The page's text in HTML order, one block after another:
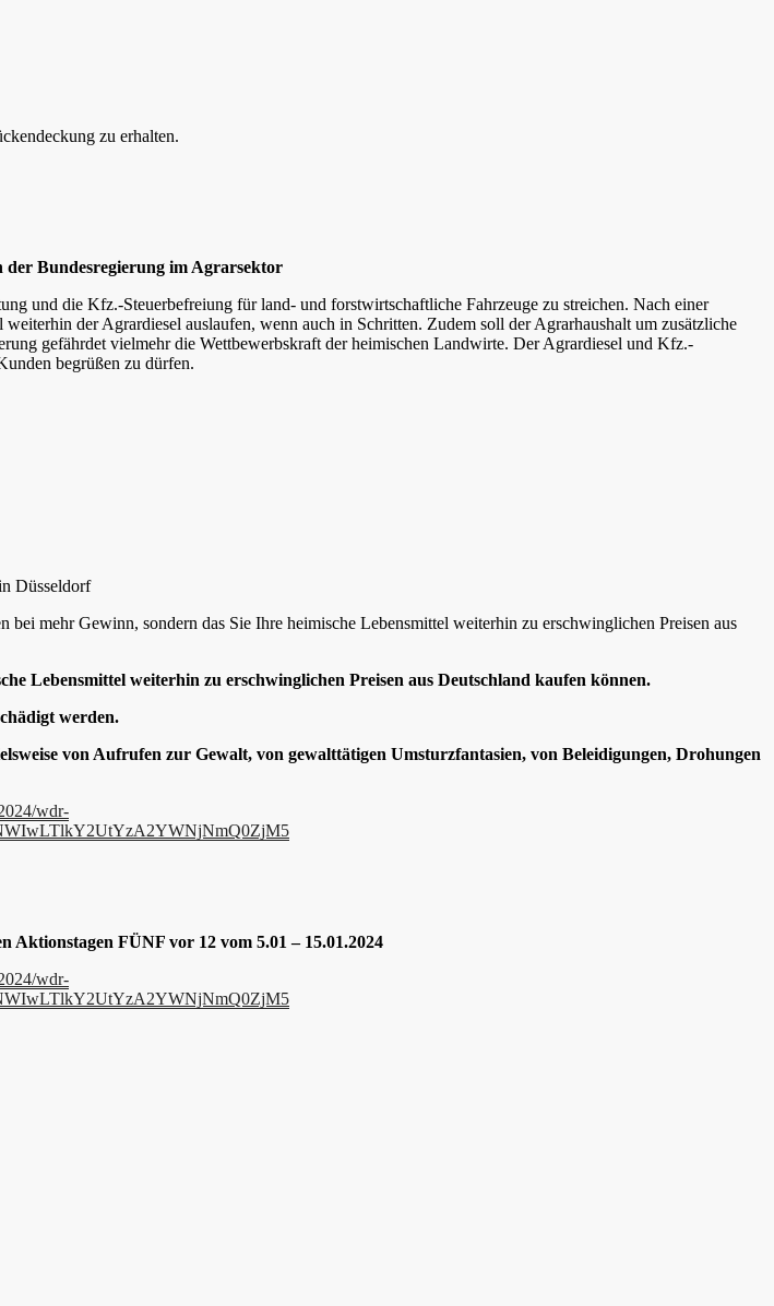
zu erhalten.
der Bundesregierung im Agrarsektor
und die Kfz.-Steuerbefreiung für land- und forstwirtschaftliche Fahrzeuge zu streichen. Nach einer
der Agrardiesel auslaufen, wenn auch in Schritten. Zudem soll der Agrarhaushalt um zusätzliche
gefährdet vielmehr die Wettbewerbskraft der heimischen Landwirte. Der Agrardiesel und Kfz.-
begrüßen zu dürfen.
Düsseldorf
mehr Gewinn, sondern das Sie Ihre heimische Lebensmittel weiterhin zu erschwinglichen Preisen aus
Lebensmittel weiterhin zu erschwinglichen Preisen aus Deutschland kaufen können.
werden.
von Aufrufen zur Gewalt, von gewalttätigen Umsturzfantasien, von Beleidigungen, Drohungen
wdr-
FÜNF vor 12 vom 5.01 – 15.01.2024
wdr-